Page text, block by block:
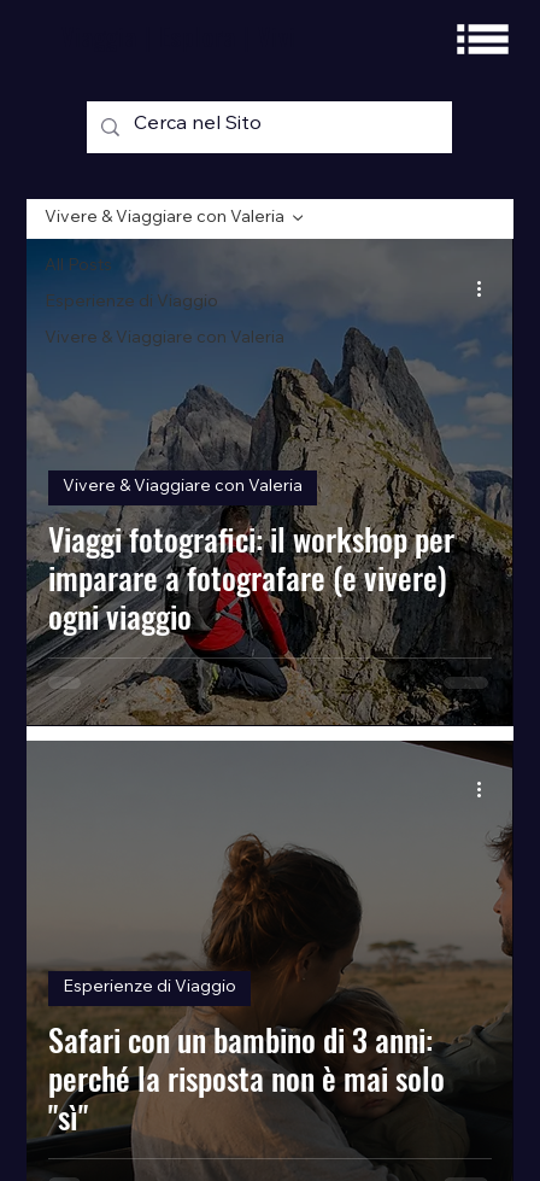
All Posts
Esperienze di Viaggio
Vivere & Viaggiare con Valeria
Vivere & Viaggiare con Valeria
Viaggi fotografici: il workshop per
imparare a fotografare (e vivere)
ogni viaggio
Vivere & Viaggiare con Valeria
Safari con un bambino di 3 anni:
perché la risposta non è mai solo
"sì"
Esperienze di Viaggio